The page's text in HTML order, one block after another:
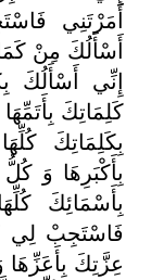
أَمَرْتَنِي
أَسْأَلُكَ مِنْ
إِنِّي
أَسْأَلُكَ
كَلِمَاتِكَ بِأَتَمِّهَا
بِكَلِمَاتِكَ
كُلِّهَا
بِأَكْبَرِهَا وَ كُلُّ
بِأَسْمَائِكَ
فَاسْتَجِبْ لِي
عِزَّتِكَ بِأَعَزِّهَا